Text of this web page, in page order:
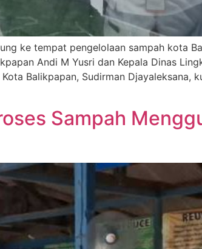
ke tempat pengelolaan sampah kota
Andi M Yusri dan Kepala Dinas
Balikpapan, Sudirman Djayaleksana,
Sampah